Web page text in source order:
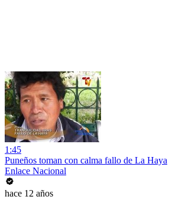
1:45
Puneños toman con calma fallo de La Haya
Enlace Nacional
hace 12 años